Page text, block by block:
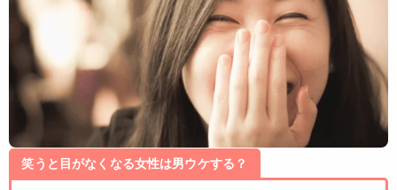
笑うと目がなくなる女性は男ウケする？